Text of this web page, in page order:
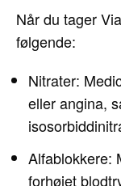
Når du tager
følgende:
Nitrater:
eller angina,
Alfablokkere:
forhøjet